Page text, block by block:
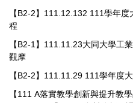
【B2-2】111.12.132 111學年
程
【B2-1】111.11.23大同大學工
觀摩
【B2-2】111.11.29 111學年度
【111 A落實教學創新與提升教